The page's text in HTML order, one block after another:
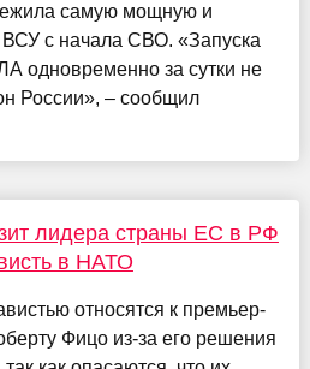
самую мощную и
с начала СВО. «Запуска
одновременно за сутки не
России», – сообщил
лидера страны ЕС в РФ
в НАТО
относятся к премьер-
Фицо из-за его решения